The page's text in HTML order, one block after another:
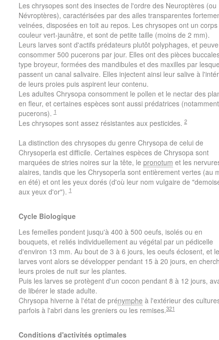
Les chrysopes sont des insectes de l'ordre des Neuroptères (ou
Névroptères), caractérisées par des ailes transparentes
veinées, disposées en toit au repos. Les chrysopes ont un
couleur vert-jaunâtre, et sont de petite taille (moins de 2 mm).
Leurs larves sont d'actifs prédateurs plutôt polyphages, et
consommer 500 pucerons par jour. Elles ont des pièces
type broyeur, formées des mandibules et des maxilles par
passent un canal salivaire. Elles injectent ainsi leur salive à
de leurs proies puis aspirent leur contenu.
Les adultes Chrysopa consomment le pollen et le nectar des
en fleur, et certaines espèces sont aussi prédatrices
pucerons).1
Les chrysopes sont assez résistantes aux pesticides.2
La distinction des chrysopes du genre Chrysopa de celui de
Chrysoperla est difficile. Certaines espèces de Chrysopa sont
marquées de stries noires sur la tête, le pronotum et les
alaires, tandis que les Chrysoperla sont entièrement vertes (au
en été) et ont les yeux dorés (d'où leur nom vulgaire de
aux yeux d'or").1
Cycle Biologique
Les femelles pondent jusqu'à 400 à 500 oeufs, isolés ou en
bouquets, et reliés individuellement au végétal par un pédicelle
d'environ 13 mm. Au bout de 3 à 6 jours, les oeufs éclosent, et
larves vont alors se développer pendant 15 à 20 jours, en
leurs proies de nuit sur les plantes.
Puis les larves se protègent d'un cocon pendant 8 à 12 jours,
de libérer le stade adulte.
Chrysopa hiverne à l'état de prénymphe à l'extérieur des
parfois à l'abri dans les greniers ou les remises.321
Conditions d'activités optimales